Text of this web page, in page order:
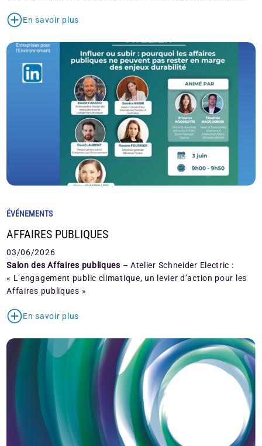
En savoir plus
ÉVÉNEMENTS
AFFAIRES PUBLIQUES
03/06/2026
Salon des Affaires publiques – Atelier Schneider Electric :
« L’engagement public climatique, un levier d’action pour les
Affaires publiques »
En savoir plus